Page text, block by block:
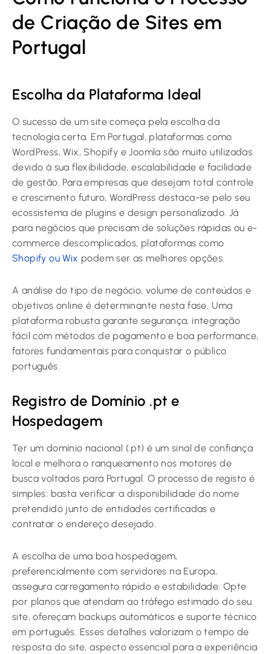
de Criação de Sites em
Portugal
Escolha da Plataforma Ideal
O sucesso de um site começa pela escolha da
tecnologia certa. Em Portugal, plataformas como
WordPress, Wix, Shopify e Joomla são muito utilizadas
devido à sua flexibilidade, escalabilidade e facilidade
de gestão. Para empresas que desejam total controle
e crescimento futuro, WordPress destaca-se pelo seu
ecossistema de plugins e design personalizado. Já
para negócios que precisam de soluções rápidas ou e-
commerce descomplicados, plataformas como
Shopify ou Wix podem ser as melhores opções.
A análise do tipo de negócio, volume de conteúdos e
objetivos online é determinante nesta fase. Uma
plataforma robusta garante segurança, integração
fácil com métodos de pagamento e boa performance,
fatores fundamentais para conquistar o público
português.
Registro de Domínio .pt e
Hospedagem
Ter um domínio nacional (.pt) é um sinal de confiança
local e melhora o ranqueamento nos motores de
busca voltados para Portugal. O processo de registo é
simples: basta verificar a disponibilidade do nome
pretendido junto de entidades certificadas e
contratar o endereço desejado.
A escolha de uma boa hospedagem,
preferencialmente com servidores na Europa,
assegura carregamento rápido e estabilidade. Opte
por planos que atendam ao tráfego estimado do seu
site, ofereçam backups automáticos e suporte técnico
em português. Esses detalhes valorizam o tempo de
resposta do site, aspecto essencial para a experiência